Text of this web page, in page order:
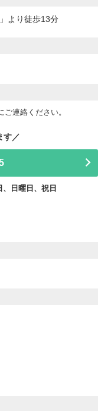
より徒歩13分
連絡ください。
日曜日、祝日